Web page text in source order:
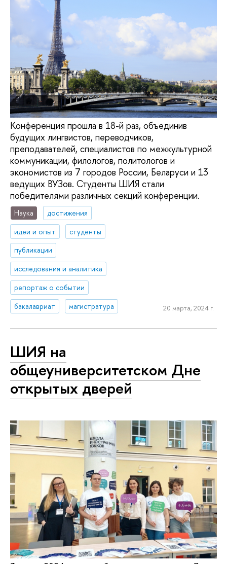
Конференция прошла в 18-й раз, объединив
будущих лингвистов, переводчиков,
преподавателей, специалистов по межкультурной
коммуникации, филологов, политологов и
экономистов из 7 городов России, Беларуси и 13
ведущих ВУЗов. Студенты ШИЯ стали
победителями различных секций конференции.
Наука
достижения
идеи и опыт
студенты
публикации
исследования и аналитика
репортаж о событии
бакалавриат
магистратура 20 марта, 2024 г.
ШИЯ на
общеуниверситетском Дне
открытых дверей